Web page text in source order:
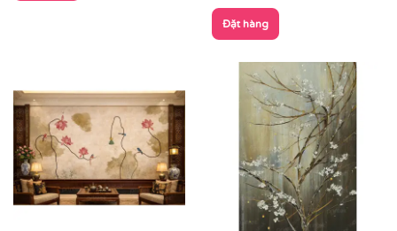
Printek hỗ trợ khách hàng trọn gói
Đặt hàng